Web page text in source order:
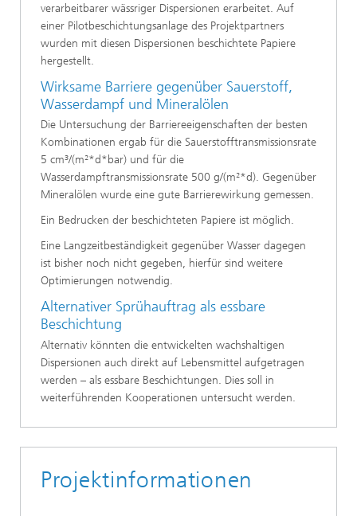
verarbeitbarer wässriger Dispersionen erarbeitet. Auf
einer Pilotbeschichtungsanlage des Projektpartners
wurden mit diesen Dispersionen beschichtete Papiere
hergestellt.
Wirksame Barriere gegenüber Sauerstoff,
Wasserdampf und Mineralölen
Die Untersuchung der Barriereeigenschaften der besten
Kombinationen ergab für die Sauerstofftransmissionsrate
5 cm³/(m²*d*bar) und für die
Wasserdampftransmissionsrate 500 g/(m²*d). Gegenüber
Mineralölen wurde eine gute Barrierewirkung gemessen.
Ein Bedrucken der beschichteten Papiere ist möglich.
Eine Langzeitbeständigkeit gegenüber Wasser dagegen
ist bisher noch nicht gegeben, hierfür sind weitere
Optimierungen notwendig.
Alternativer Sprühauftrag als essbare
Beschichtung
Alternativ könnten die entwickelten wachshaltigen
Dispersionen auch direkt auf Lebensmittel aufgetragen
werden – als essbare Beschichtungen. Dies soll in
weiterführenden Kooperationen untersucht werden.
Projektinformationen